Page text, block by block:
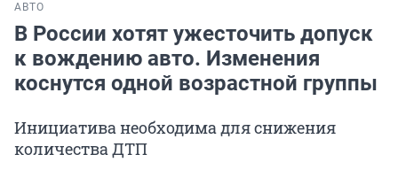
АВТО
В России хотят ужесточить допуск
к вождению авто. Изменения
коснутся одной возрастной группы
Инициатива необходима для снижения
количества ДТП